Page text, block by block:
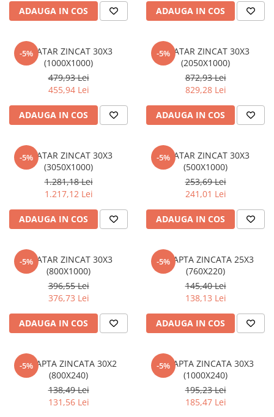
Vată bazaltică
Vată minerală
Oțel beton
Oțel beton fasonat
Oțel beton neted
Oțel beton striat
Panouri termoizolante
Panouri și plase de gard
Panou bordurat vopsit
Panou bordurat zincat
Plasă de gard sudată zincată
Plasă de gard împletită zincată
Plasă gard
Plasă împletită
Plasă din fibră de sticlă
Plasă sudată
Policarbonat
ADAUGA IN COS ADAUGA IN COS
-5%
GRATAR ZINCAT 30X3
(1000X1000)
479,93 Lei
455,94 Lei
ADAUGA IN COS
-5%
GRATAR ZINCAT 30X3
(2050X1000)
872,93 Lei
829,28 Lei
ADAUGA IN COS
-5%
GRATAR ZINCAT 30X3
(3050X1000)
1.281,18 Lei
1.217,12 Lei
ADAUGA IN COS
-5%
GRATAR ZINCAT 30X3
(500X1000)
253,69 Lei
241,01 Lei
ADAUGA IN COS
-5%
GRATAR ZINCAT 30X3
(800X1000)
396,55 Lei
376,73 Lei
ADAUGA IN COS
-5%
TREAPTA ZINCATA 25X3
(760X220)
145,40 Lei
138,13 Lei
ADAUGA IN COS
-5%
TREAPTA ZINCATA 30X2
(800X240)
138,49 Lei
131,56 Lei
-5%
TREAPTA ZINCATA 30X3
(1000X240)
195,23 Lei
185,47 Lei